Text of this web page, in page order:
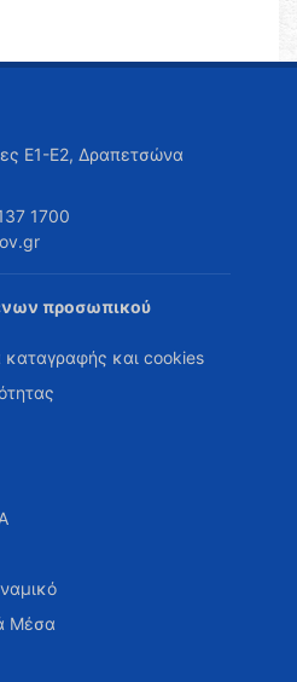
Ε1-Ε2, Δραπετσώνα
1700
προσωπικού
καταγραφής και cookies
Μέσα